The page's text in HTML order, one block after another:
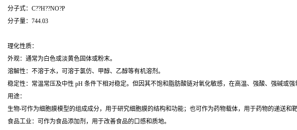
分子式：C??H??NO?P
分子量：744.03
理化性质：
外观：通常为白色或淡黄色固体或粉末。
溶解性：不溶于水，可溶于氯仿、甲醇、乙醇等有机溶剂。
稳定性：常温常压及中性 pH 条件下相对稳定。但因其不饱和脂肪酸链对氧化敏感，在高温、强酸、强碱或
用途：
生物 可作为细胞膜模型的组成成分，用于研究细胞膜的结构和功能；也可作为药物载体，用于药物的递送
食品工业：可作为食品添加剂，用于改善食品的口感和质地。